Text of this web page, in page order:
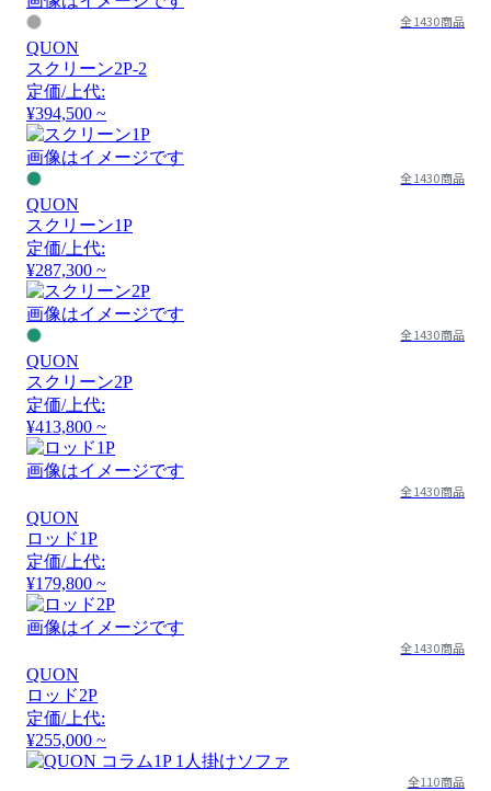
全1430商品
QUON
スクリーン2P-2
定価/上代:
¥394,500 ~
画像はイメージです
全1430商品
QUON
スクリーン1P
定価/上代:
¥287,300 ~
画像はイメージです
全1430商品
QUON
スクリーン2P
定価/上代:
¥413,800 ~
画像はイメージです
全1430商品
QUON
ロッド1P
定価/上代:
¥179,800 ~
画像はイメージです
全1430商品
QUON
ロッド2P
定価/上代:
¥255,000 ~
全110商品